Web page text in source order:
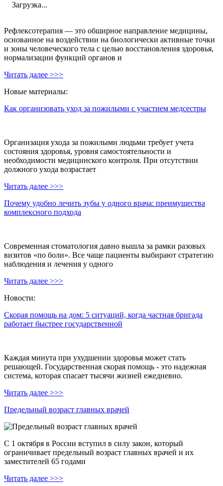
Загрузка...
Рефлексотерапия — это обширное направление медицины,
основанное на воздействии на биологически активные точки
и зоны человеческого тела с целью восстановления здоровья,
нормализации функций органов и
Читать далее >>>
Новые материалы:
Как организовать уход за пожилыми с участием медсестры
Организация ухода за пожилыми людьми требует учета
состояния здоровья, уровня самостоятельности и
необходимости медицинского контроля. При отсутствии
должного ухода возрастает
Читать далее >>>
Почему удобно лечить зубы у одного врача: преимущества
комплексного подхода
Современная стоматология давно вышла за рамки разовых
визитов «по боли». Все чаще пациенты выбирают стратегию
наблюдения и лечения у одного
Читать далее >>>
Новости:
Скорая помощь на дом: 5 ситуаций, когда частная бригада
работает быстрее государственной
Каждая минута при ухудшении здоровья может стать
решающей. Государственная скорая помощь - это надежная
система, которая спасает тысячи жизней ежедневно.
Читать далее >>>
Предельный возраст главных врачей
С 1 октября в России вступил в силу закон, который
ограничивает предельный возраст главных врачей и их
заместителей 65 годами
Читать далее >>>